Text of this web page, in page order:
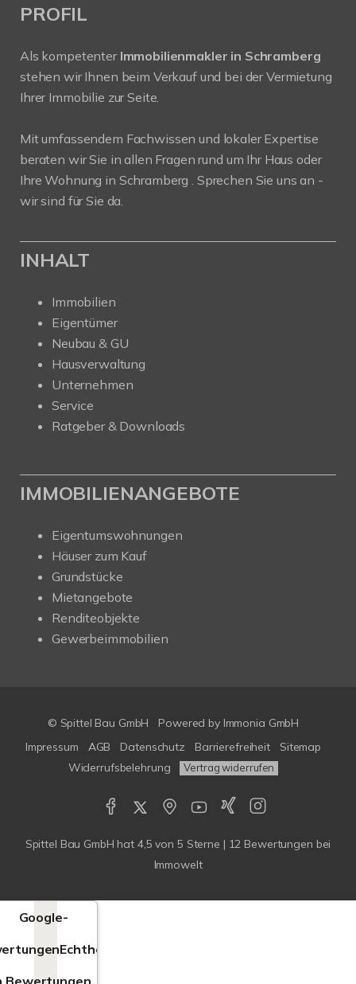
PROFIL
Als kompetenter Immobilienmakler in Schramberg
stehen wir Ihnen beim Verkauf und bei der Vermietung
Ihrer Immobilie zur Seite.
Mit umfassendem Fachwissen und lokaler Expertise
beraten wir Sie in allen Fragen rund um Ihr Haus oder
Ihre Wohnung in Schramberg . Sprechen Sie uns an -
wir sind für Sie da.
INHALT
Immobilien
Eigentümer
Neubau & GU
Hausverwaltung
Unternehmen
Service
Ratgeber & Downloads
IMMOBILIENANGEBOTE
Eigentumswohnungen
Häuser zum Kauf
Grundstücke
Mietangebote
Renditeobjekte
Gewerbeimmobilien
© Spittel Bau GmbH Powered by Immonia GmbH
Impressum
AGB Datenschutz Barrierefreiheit
Sitemap
Widerrufsbelehrung
Vertrag widerrufen
Spittel Bau GmbH hat 4,5 von 5 Sterne | 12 Bewertungen bei
Immowelt
Google-
Echtheit
Bewertungen